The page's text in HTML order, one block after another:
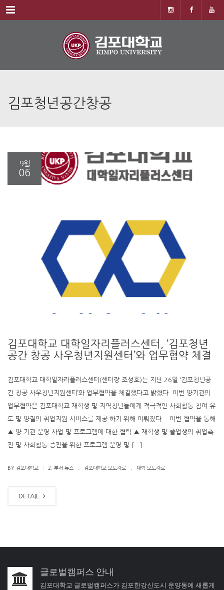
Menu
김포청년공간창공
9월
06
김포대학교 대학일자리플러스센터, ‘김포청년
공간 창공 사우청년지원센터’와 업무협약 체결
김포대학교 대학일자리플러스센터(센터장 조성호)는 지난 26일 ‘김포청년공
간 창공 사우청년지원센터’와 업무협약을 체결했다고 밝혔다. 이번 양기관의
업무협약은 김포대학교 재학생 및 지역청년들에게 적극적인 사회활동 참여 유
도 및 양질의 취업지원 서비스를 제공 하기 위해 이뤄졌다. 이번 협약을 통해
▲ 양 기관 운영 사업 및 프로그램에 대한 협력 ▲ 재학생 및 졸업생의 취업촉
진 및 사회활동 증진을 위한 프로그램 운영 및 […]
BY 김포대학교 2. 부서 뉴스 김포대학교 보도자료 대학 보도자료
DETAIL
글로벌캠퍼스 안내
김포대학교 글로벌캠퍼스가 김포한강신도시 운양동에 새롭게